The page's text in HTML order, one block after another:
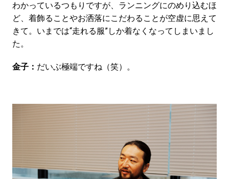
わかっているつもりですが、ランニングにのめり込むほ
ど、着飾ることやお洒落にこだわることが空虚に思えて
きて。いまでは“走れる服”しか着なくなってしまいまし
た。
金子： だいぶ極端ですね（笑）。